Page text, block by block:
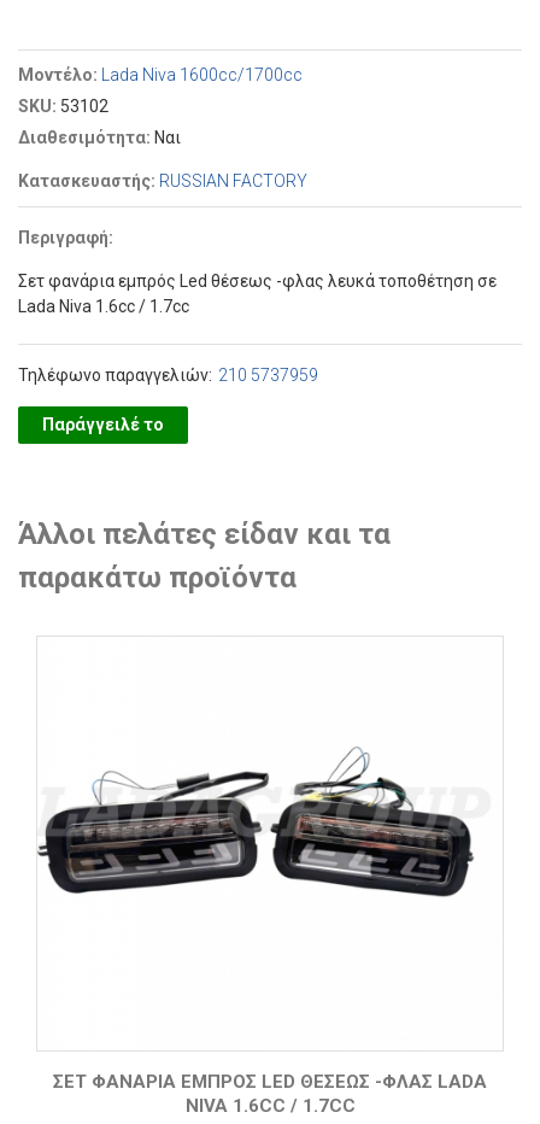
Μοντέλο:
Lada Niva 1600cc/1700cc
SKU: 53102
Διαθεσιμότητα: Ναι
Κατασκευαστής: RUSSIAN FACTORY
Περιγραφή:
Σετ φανάρια εμπρός Led θέσεως -φλας λευκά τοποθέτηση σε
Lada Niva 1.6cc / 1.7cc
Τηλέφωνο παραγγελιών: 210 5737959
Παράγγειλέ το
Άλλοι πελάτες είδαν και τα
παρακάτω προϊόντα
ΣΕΤ ΦΑΝΆΡΙΑ ΕΜΠΡΌΣ LED ΘΈΣΕΩΣ -ΦΛΑΣ LADA
NIVA 1.6CC / 1.7CC